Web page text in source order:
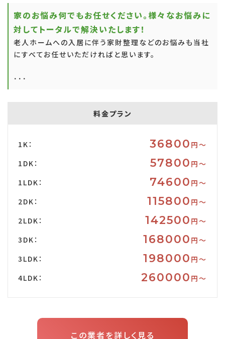
家のお悩み何でもお任せください。様々なお悩みに
対してトータルで解決いたします！
老人ホームへの入居に伴う家財整理などのお悩みも当社
にすべてお任せいただければと思います。
･･･
料金プラン
1K： 36800 円〜
1DK：
57800 円〜
1LDK：
74600 円〜
2DK：
115800 円〜
2LDK：
142500 円〜
3DK：
168000 円〜
3LDK：
198000 円〜
4LDK：
260000 円〜
この業者を詳しく見る